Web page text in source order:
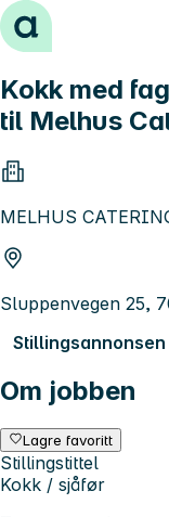
Hopp til innhold
Kokk med
til Melhus
MELHUS
Sluppenvegen 25,
Stillingsannonsen
Om jobben
Lagre favoritt
Stillingstittel
Kokk / sjåfør